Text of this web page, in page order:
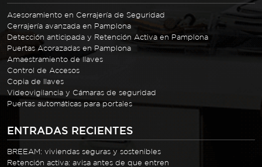
Asesoramiento en Cerrajería de Seguridad
Cerrajería avanzada en Pamplona
Detección anticipada y Retención Activa en Pamplona
Puertas Acorazadas en Pamplona
Amaestramiento de llaves
Control de Accesos
Copia de llaves
Videovigilancia y Cámaras de seguridad
Puertas automáticas para portales
ENTRADAS RECIENTES
BREEAM: viviendas seguras y sostenibles
Retención activa: avisa antes de que entren